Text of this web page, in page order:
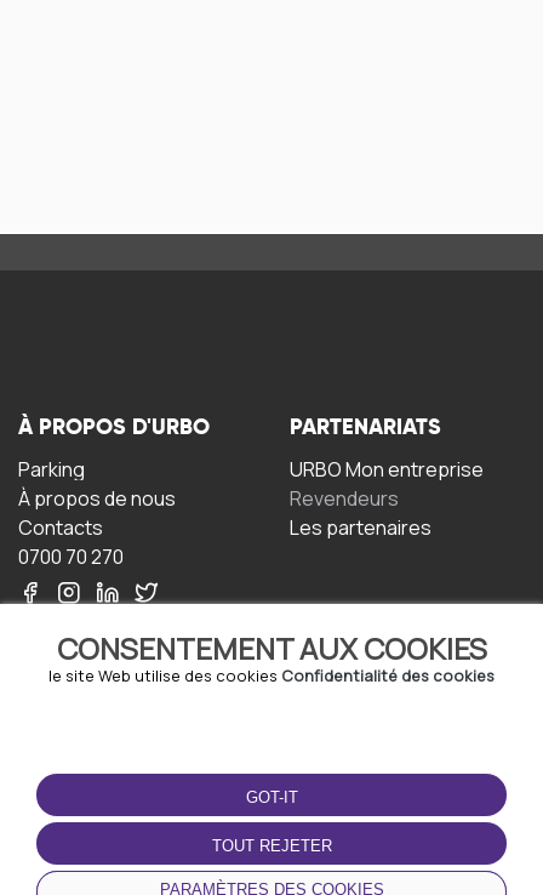
CONSENTEMENT AUX COOKIES
le site Web utilise des cookies Confidentialité des cookies
GOT-IT
TOUT REJETER
PARAMÈTRES DES COOKIES
À PROPOS D'URBO
Parking
À propos de nous
Contacts
0700 70 270
PARTENARIATS
URBO Mon entreprise
Revendeurs
Les partenaires
TERMS-OF-USE
Termes et conditions
Politique de confidentialité
Politique relative aux
cookies
TÉLÉCHARGEZ
L'APPLICATION